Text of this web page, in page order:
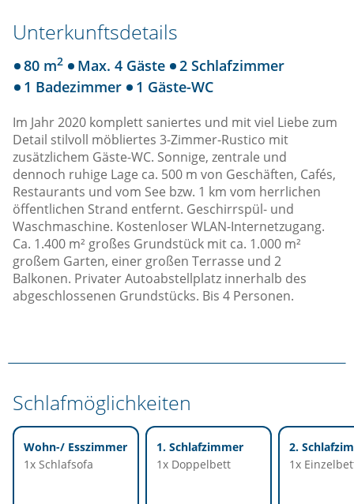
Unterkunftsdetails
80 m2 Max. 4 Gäste
2 Schlafzimmer
1 Badezimmer
1 Gäste-WC
Im Jahr 2020 komplett saniertes und mit viel Liebe zum
Detail stilvoll möbliertes 3-Zimmer-Rustico mit
zusätzlichem Gäste-WC. Sonnige, zentrale und
dennoch ruhige Lage ca. 500 m von Geschäften, Cafés,
Restaurants und vom See bzw. 1 km vom herrlichen
öffentlichen Strand entfernt. Geschirrspül- und
Waschmaschine. Kostenloser WLAN-Internetzugang.
Ca. 1.400 m² großes Grundstück mit ca. 1.000 m²
großem Garten, einer großen Terrasse und 2
Balkonen. Privater Autoabstellplatz innerhalb des
abgeschlossenen Grundstücks. Bis 4 Personen.
Schlafmöglichkeiten
Wohn-/ Esszimmer
1x Schlafsofa
1. Schlafzimmer
1x Doppelbett
2.
1x